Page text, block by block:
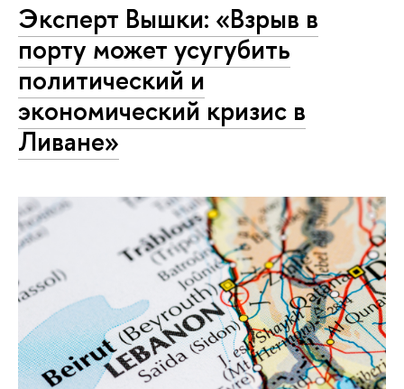
Эксперт Вышки: «Взрыв в
порту может усугубить
политический и
экономический кризис в
Ливане»